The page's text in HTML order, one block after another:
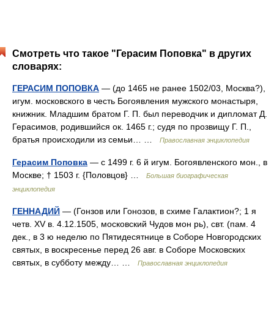
Смотреть что такое "Герасим Поповка" в других
словарях:
ГЕРАСИМ ПОПОВКА — (до 1465 не ранее 1502/03, Москва?),
игум. московского в честь Богоявления мужского монастыря,
книжник. Младшим братом Г. П. был переводчик и дипломат Д.
Герасимов, родившийся ок. 1465 г.; судя по прозвищу Г. П.,
братья происходили из семьи… …
Православная энциклопедия
Герасим Поповка — с 1499 г. 6 й игум. Богоявленского мон., в
Москве; † 1503 г. {Половцов} …
Большая биографическая
энциклопедия
ГЕННАДИЙ — (Гонзов или Гонозов, в схиме Галактион?; 1 я
четв. XV в. 4.12.1505, московский Чудов мон рь), свт. (пам. 4
дек., в 3 ю неделю по Пятидесятнице в Соборе Новгородских
святых, в воскресенье перед 26 авг. в Соборе Московских
святых, в субботу между… …
Православная энциклопедия